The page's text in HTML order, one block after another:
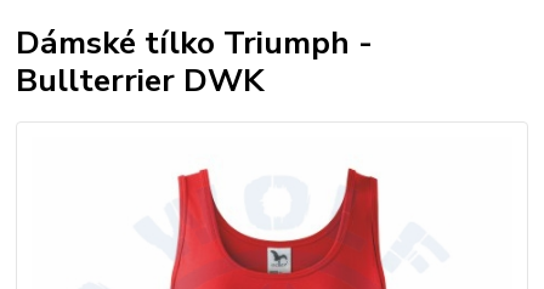
Dámské tílko Triumph -
Bullterrier DWK